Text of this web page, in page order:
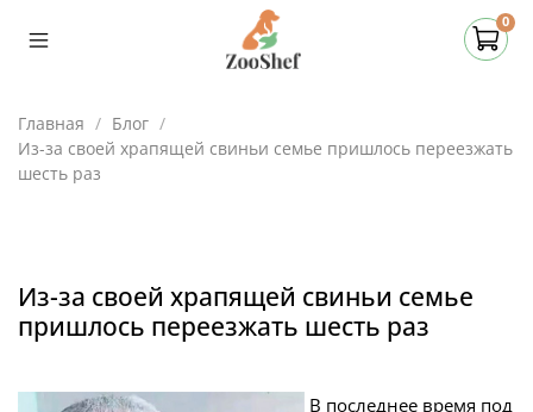
0
Главная
Блог
Из-за своей храпящей свиньи семье пришлось переезжать
шесть раз
Из-за своей храпящей свиньи семье
пришлось переезжать шесть раз
В последнее время под